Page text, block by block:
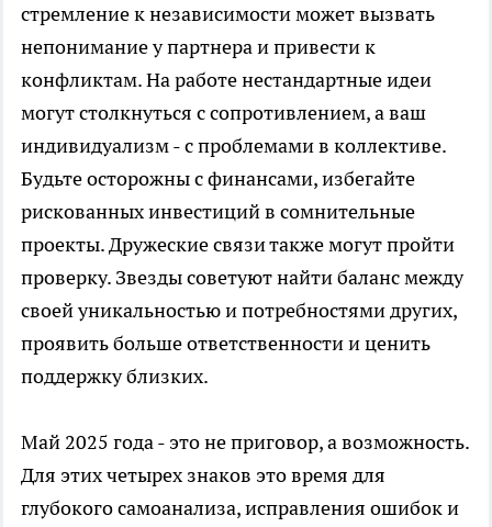
стремление к независимости может вызвать
непонимание у партнера и привести к
конфликтам. На работе нестандартные идеи
могут столкнуться с сопротивлением, а ваш
индивидуализм - с проблемами в коллективе.
Будьте осторожны с финансами, избегайте
рискованных инвестиций в сомнительные
проекты. Дружеские связи также могут пройти
проверку. Звезды советуют найти баланс между
своей уникальностью и потребностями других,
проявить больше ответственности и ценить
поддержку близких.
Май 2025 года - это не приговор, а возможность.
Для этих четырех знаков это время для
глубокого самоанализа, исправления ошибок и